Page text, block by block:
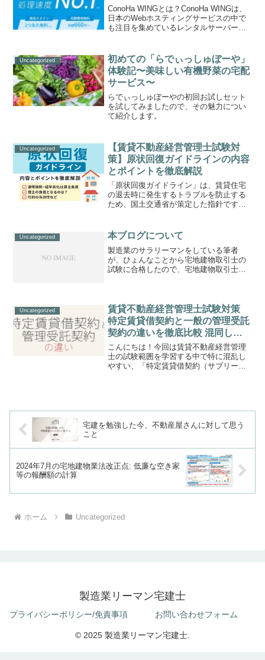
ConoHa WINGとは？ConoHa WINGは、
日本のWebホスティングサービスの中で
も注目を集めているレンタルサーバーで
適なサービスです。このサイトでも利用
して...
Uncategorized
初めての「らでぃっしゅぼーや」
体験記〜美味しい有機野菜の宅配
サービス〜
らでぃっしゅぼーやの初回お試しセット
を試してみましたので、その魅力につい
て紹介します。
Uncategorized
【賃貸不動産経営管理士試験対
策】原状回復ガイドラインの内容
とポイントを徹底解説
「原状回復ガイドライン」は、賃貸住宅
の退去時に発生するトラブルを防止する
ため、国土交通省が策定した指針です。
損耗の考え方などがよく出題されます。
このガイドラインの趣旨を...
Uncategorized 本ブログについて
製造業のサラリーマンをしている筆者
が、ひょんなことから宅地建物取引士の
試験に合格したので、宅地建物取引士に
Uncategorized
賃貸不動産経営管理士試験対策
特定賃貸借契約と一般の管理受託
契約の違いを徹底比較 混同しや
すいポイントを整理
こんにちは！今回は賃貸不動産経営管理
士の試験範囲を学習する中で特に混乱し
やすい、「特定賃貸借契約（サブリース
宅建を勉強した今、不動産屋さんに対して思う
こと
2024年7月の宅地建物業法改正点: 低廉な空き家
等の報酬額の計算
ホーム Uncategorized
製造業リーマン宅建士
プライバシーポリシー/免責事項 お問い合わせフォーム
© 2025 製造業リーマン宅建士.